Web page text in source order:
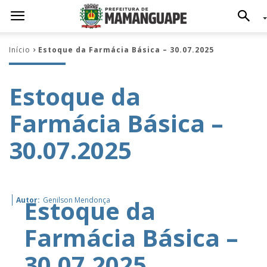
Início Estoque da Farmácia Básica – 30.07.2025
Estoque da
Farmácia Básica –
30.07.2025
Autor: Genilson Mendonça
Estoque da
Farmácia Básica –